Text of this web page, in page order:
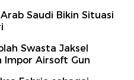
Saudi Bikin Situasi
Swasta Jaksel
Impor Airsoft Gun